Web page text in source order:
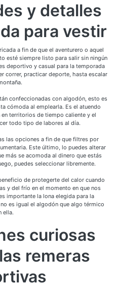
y detalles
para vestir
a fin de que el aventurero o aquel
esté siempre listo para salir sin ningún
deportivo y casual para la temporada
correr, practicar deporte, hasta escalar
confeccionadas con algodón, esto es
cómoda al emplearla. Es el atuendo
territorios de tiempo caliente y el
todo tipo de labores al día.
las opciones a fin de que filtres por
Este último, lo puedes alterar
más se acomoda al dinero que estás
puedes seleccionar libremente.
de protegerte del calor cuando
y del frío en el momento en que nos
importante la lona elegida para la
es igual el algodón que algo térmico
ella.
curiosas
remeras